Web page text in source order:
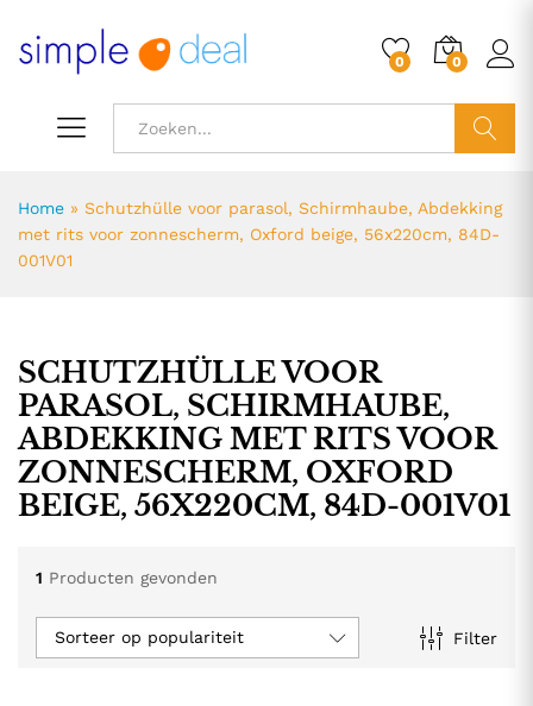
0 0
Home » Schutzhülle voor parasol, Schirmhaube, Abdekking
met rits voor zonnescherm, Oxford beige, 56x220cm, 84D-
001V01
SCHUTZHÜLLE VOOR
PARASOL, SCHIRMHAUBE,
ABDEKKING MET RITS VOOR
ZONNESCHERM, OXFORD
BEIGE, 56X220CM, 84D-001V01
1 Producten gevonden
Filter
Sorteer op populariteit